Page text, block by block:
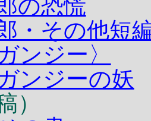
の恐慌
・その他短
ンジー〉
ンジーの妖
）